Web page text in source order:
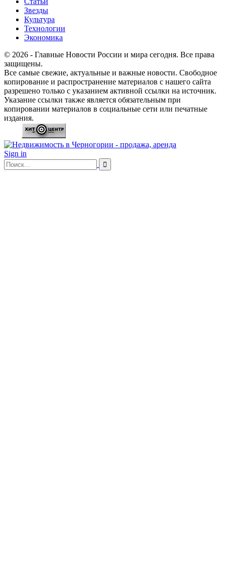
Звезды
Культура
Технологии
Экономика
© 2026 - Главные Новости России и мира сегодня. Все права
защищены.
Все самые свежие, актуальные и важные новости. Свободное
копирование и распространение материалов с нашего сайта
разрешено только с указанием активной ссылки на источник.
Указание ссылки также является обязательным при
копировании материалов в социальные сети или печатные
издания.
Sign in